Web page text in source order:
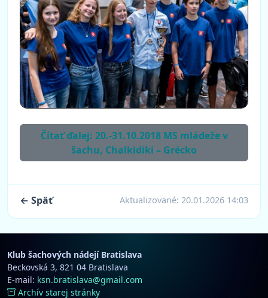
Čítať ďalej: 20.-31.10.2018 MS mládeže v
šachu, Chalkidiki – Grécko
← Späť Aktualizované: 20.01.2026 14:03
Klub šachových nádejí Bratislava
Beckovská 3, 821 04 Bratislava
E-mail: ksn.bratislava@gmail.com
Archív starej stránky